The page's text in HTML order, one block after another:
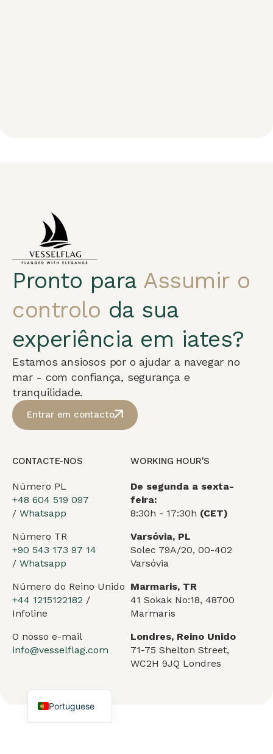
Pronto para Assumir o
controlo da sua
experiência em iates?
Estamos ansiosos por o ajudar a navegar no
mar - com confiança, segurança e
tranquilidade.
Entrar em contacto
CONTACTE-NOS
Número PL
+48 604 519 097
/ Whatsapp
Número TR
+90 543 173 97 14
/ Whatsapp
Número do Reino Unido
+44 1215122182 /
Infoline
O nosso e-mail
info@vesselflag.com
WORKING HOUR'S
De segunda a sexta-
feira:
8:30h - 17:30h (CET)
Varsóvia, PL
Solec 79A/20, 00-402
Varsóvia
Marmaris, TR
41 Sokak No:18, 48700
Marmaris
Londres, Reino Unido
71-75 Shelton Street,
WC2H 9JQ Londres
Portuguese
Spanish
German
Arabic